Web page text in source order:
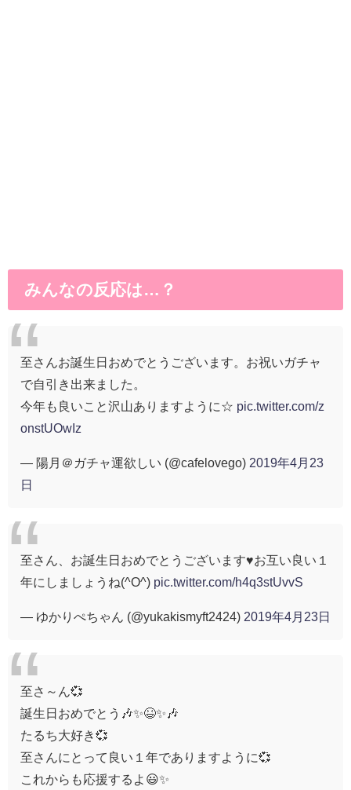
みんなの反応は…？
至さんお誕生日おめでとうございます。お祝いガチャ
で自引き出来ました。
今年も良いこと沢山ありますように☆ pic.twitter.com/z
onstUOwIz
— 陽月＠ガチャ運欲しい (@cafelovego) 2019年4月23
日
至さん、お誕生日おめでとうございます♥️お互い良い１
年にしましょうね(^O^) pic.twitter.com/h4q3stUvvS
— ゆかりぺちゃん (@yukakismyft2424) 2019年4月23日
至さ～ん💞
誕生日おめでとう🎶✨😆✨🎶
たるち大好き💞
至さんにとって良い１年でありますように💞
これからも応援するよ😃✨